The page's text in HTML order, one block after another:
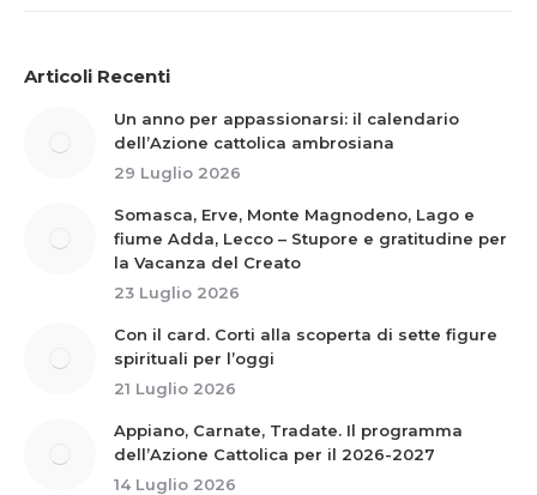
Articoli Recenti
Un anno per appassionarsi: il calendario
dell’Azione cattolica ambrosiana
29 Luglio 2026
Somasca, Erve, Monte Magnodeno, Lago e
fiume Adda, Lecco – Stupore e gratitudine per
la Vacanza del Creato
23 Luglio 2026
Con il card. Corti alla scoperta di sette figure
spirituali per l’oggi
21 Luglio 2026
Appiano, Carnate, Tradate. Il programma
dell’Azione Cattolica per il 2026-2027
14 Luglio 2026